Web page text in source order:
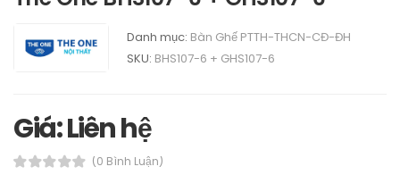
Danh mục: Bàn Ghế PTTH-THCN-CĐ-ĐH
SKU: BHS107-6 + GHS107-6
Giá: Liên hệ
(0 Bình Luận)